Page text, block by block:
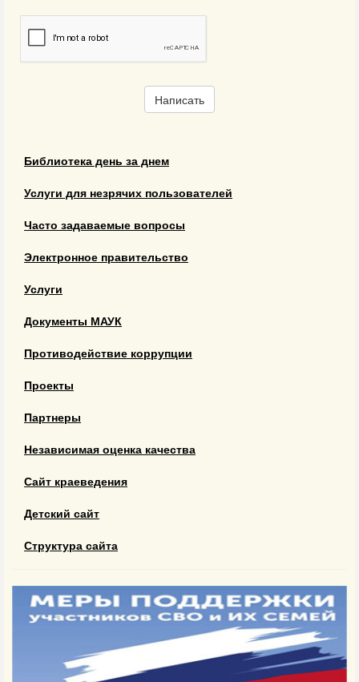
Написать
Библиотека день за днем
Услуги для незрячих пользователей
Часто задаваемые вопросы
Электронное правительство
Услуги
Документы МАУК
Противодействие коррупции
Проекты
Партнеры
Независимая оценка качества
Сайт краеведения
Детский сайт
Структура сайта